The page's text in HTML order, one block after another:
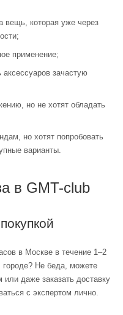
вещь, которая уже через
применение;
зачастую
но не хотят обладать
но хотят попробовать
варианты.
в GMT-club
в Москве в течение 1–2
городе? Не беда, можете
даже заказать доставку
с экспертом лично.